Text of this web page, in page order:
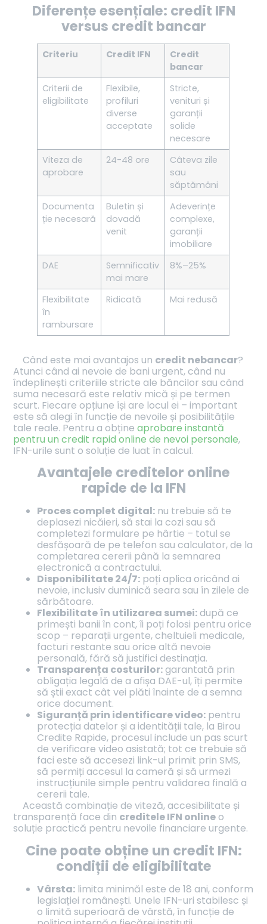
Diferențe esențiale: credit IFN
versus credit bancar
Criteriu Credit IFN
Credit
bancar
Criterii de
eligibilitate
Flexibile,
profiluri
diverse
acceptate
Stricte,
venituri și
garanții
solide
necesare
Viteza de
aprobare
24-48 ore
Câteva zile
sau
săptămâni
Documenta
ție necesară
Buletin și
dovadă
venit
Adeverințe
complexe,
garanții
imobiliare
DAE
Semnificativ
mai mare
8%–25%
Flexibilitate
în
rambursare
Ridicată Mai redusă
Când este mai avantajos un credit nebancar?
Atunci când ai nevoie de bani urgent, când nu
îndeplinești criteriile stricte ale băncilor sau când
suma necesară este relativ mică și pe termen
scurt. Fiecare opțiune își are locul ei – important
este să alegi în funcție de nevoile și posibilitățile
tale reale. Pentru a obțineaprobare instantă
pentru un credit rapid online de nevoi personale,
IFN-urile sunt o soluție de luat în calcul.
Avantajele creditelor online
rapide de la IFN
Proces complet digital: nu trebuie să te
deplasezi nicăieri, să stai la cozi sau să
completezi formulare pe hârtie – totul se
desfășoară de pe telefon sau calculator, de la
completarea cererii până la semnarea
electronică a contractului.
Disponibilitate 24/7: poți aplica oricând ai
nevoie, inclusiv duminică seara sau în zilele de
sărbătoare.
Flexibilitate în utilizarea sumei:după ce
primești banii în cont, îi poți folosi pentru orice
scop – reparații urgente, cheltuieli medicale,
facturi restante sau orice altă nevoie
personală, fără să justifici destinația.
Transparența costurilor:garantată prin
obligația legală de a afișa DAE-ul, îți permite
să știi exact cât vei plăti înainte de a semna
orice document.
Siguranță prin identificare video: pentru
protecția datelor și a identității tale, la Birou
Credite Rapide, procesul include un pas scurt
de verificare video asistată; tot ce trebuie să
faci este să accesezi link-ul primit prin SMS,
să permiți accesul la cameră și să urmezi
instrucțiunile simple pentru validarea finală a
cererii tale.
Această combinație de viteză, accesibilitate și
transparență face din creditele IFN onlineo
soluție practică pentru nevoile financiare urgente.
Cine poate obține un credit IFN:
condiții de eligibilitate
Vârsta: limita minimăl este de 18 ani, conform
legislației românești. Unele IFN-uri stabilesc și
o limită superioară de vârstă, în funcție de